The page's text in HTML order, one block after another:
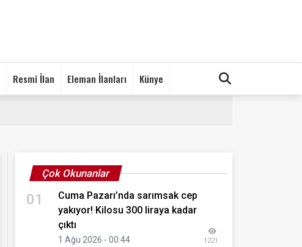
Resmi İlan Eleman İlanları Künye
Çok Okunanlar
01
Cuma Pazarı’nda sarımsak cep
yakıyor! Kilosu 300 liraya kadar
çıktı
1 Ağu 2026 - 00:44 1221